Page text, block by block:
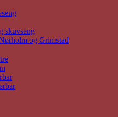
skuvseng
og Grimstad